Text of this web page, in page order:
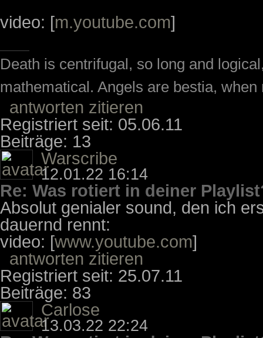
video: [m.youtube.com]
Death is centrifugal, so long and
mathematical. Angels are bestia,
antworten zitieren
Registriert seit: 05.06.11
Beiträge: 13
Warscribe
12.01.22 16:14
Re: Was rotiert in deiner
Absolut genialer sound, den ich
dauernd rennt:
video: [www.youtube.com]
antworten zitieren
Registriert seit: 25.07.11
Beiträge: 83
Carlose
13.03.22 22:24